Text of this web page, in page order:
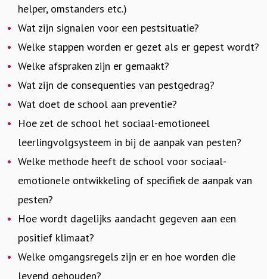
helper, omstanders etc.)
Wat zijn signalen voor een pestsituatie?
Welke stappen worden er gezet als er gepest wordt?
Welke afspraken zijn er gemaakt?
Wat zijn de consequenties van pestgedrag?
Wat doet de school aan preventie?
Hoe zet de school het sociaal-emotioneel
leerlingvolgsysteem in bij de aanpak van pesten?
Welke methode heeft de school voor sociaal-
emotionele ontwikkeling of specifiek de aanpak van
pesten?
Hoe wordt dagelijks aandacht gegeven aan een
positief klimaat?
Welke omgangsregels zijn er en hoe worden die
levend gehouden?